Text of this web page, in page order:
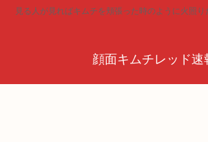
見る人が見ればキムチを頬張った時のように火照
顔面キムチレッド速